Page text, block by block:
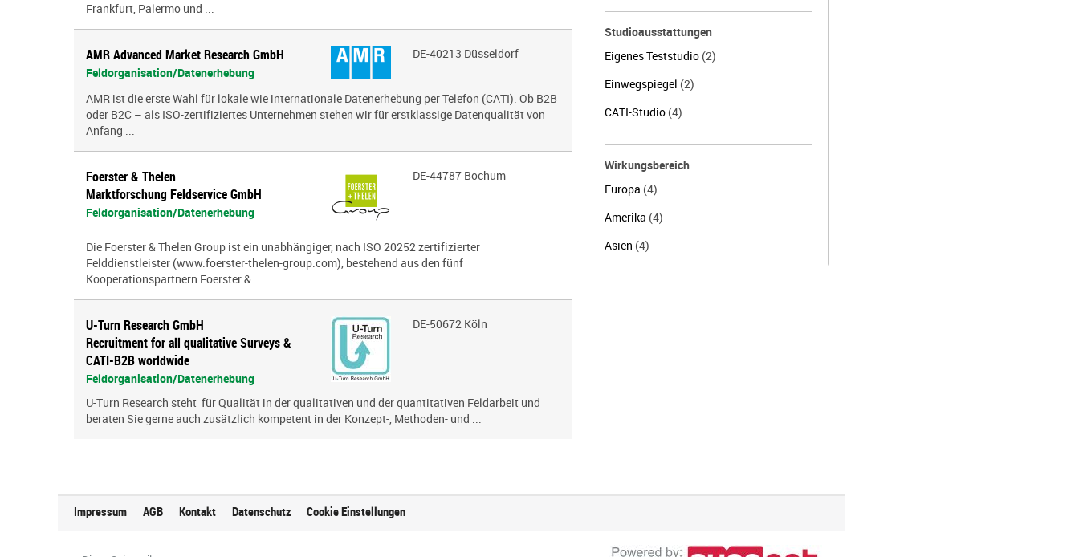
Frankfurt, Palermo und ...
AMR Advanced Market Research GmbH
Feldorganisation/Datenerhebung
DE-40213 Düsseldorf
AMR ist die erste Wahl für lokale wie internationale Datenerhebung per Telefon (CATI). Ob B2B
oder B2C – als ISO-zertifiziertes Unternehmen stehen wir für erstklassige Datenqualität von
Anfang ...
Foerster & Thelen
Marktforschung Feldservice GmbH
Feldorganisation/Datenerhebung
DE-44787 Bochum
Die Foerster & Thelen Group ist ein unabhängiger, nach ISO 20252 zertifizierter
Felddienstleister (www.foerster-thelen-group.com), bestehend aus den fünf
Kooperationspartnern Foerster & ...
U-Turn Research GmbH
Recruitment for all qualitative Surveys &
CATI-B2B worldwide
Feldorganisation/Datenerhebung
DE-50672 Köln
U-Turn Research steht für Qualität in der qualitativen und der quantitativen Feldarbeit und
beraten Sie gerne auch zusätzlich kompetent in der Konzept-, Methoden- und ...
Studioausstattungen
Eigenes Teststudio (2)
Einwegspiegel (2)
CATI-Studio (4)
Wirkungsbereich
Europa (4)
Amerika (4)
Asien (4)
Impressum AGB Kontakt Datenschutz Cookie Einstellungen